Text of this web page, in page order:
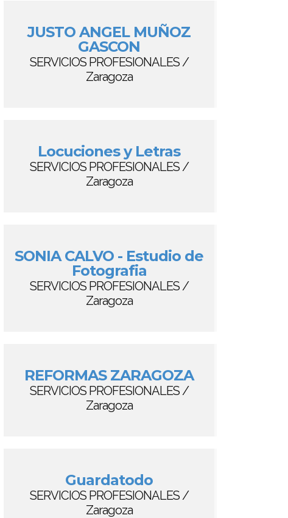
JUSTO ANGEL MUÑOZ
GASCON
SERVICIOS PROFESIONALES /
Zaragoza
Locuciones y Letras
SERVICIOS PROFESIONALES /
Zaragoza
SONIA CALVO - Estudio de
Fotografia
SERVICIOS PROFESIONALES /
Zaragoza
REFORMAS ZARAGOZA
SERVICIOS PROFESIONALES /
Zaragoza
Guardatodo
SERVICIOS PROFESIONALES /
Zaragoza